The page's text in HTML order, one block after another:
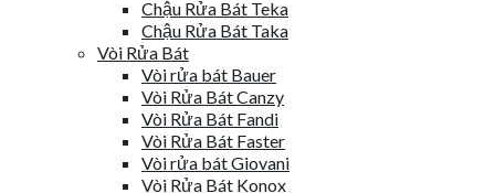
Chậu Rửa Bát Teka
Chậu Rửa Bát Taka
Vòi Rửa Bát
Vòi rửa bát Bauer
Vòi Rửa Bát Canzy
Vòi Rửa Bát Fandi
Vòi Rửa Bát Faster
Vòi rửa bát Giovani
Vòi Rửa Bát Konox